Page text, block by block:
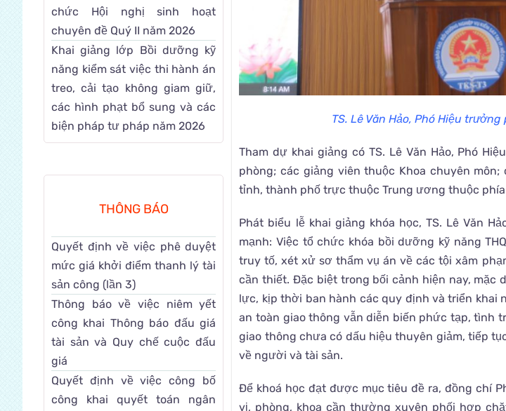
TS. Lê Văn Hảo, Phó Hiệu
Tham dự khai giảng có TS. Lê Văn Hảo, Phó
phòng; các giảng viên thuộc Khoa chuyên môn;
tỉnh, thành phố trực thuộc Trung ương thuộc phía
Phát biểu lễ khai giảng khóa học, TS. Lê Văn
mạnh: Việc tổ chức khóa bồi dưỡng kỹ năng
truy tố, xét xử sơ thẩm vụ án về các tội xâm
cần thiết. Đặc biệt trong bối cảnh hiện nay, mặc
lực, kịp thời ban hành các quy định và triển khai
an toàn giao thông vẫn diễn biến phức tạp, tình
giao thông chưa có dấu hiệu thuyên giảm, tiếp
về người và tài sản.
Để khoá học đạt được mục tiêu đề ra, đồng chí
vị, phòng, khoa cần thường xuyên phối hợp
chức Hội nghị sinh hoạt
chuyên đề Quý II năm 2026
Khai giảng lớp Bồi dưỡng kỹ
năng kiểm sát việc thi hành án
treo, cải tạo không giam giữ,
các hình phạt bổ sung và các
biện pháp tư pháp năm 2026
THÔNG BÁO
Quyết định về việc phê duyệt
mức giá khởi điểm thanh lý tài
sản công (lần 3)
Thông báo về việc niêm yết
công khai Thông báo đấu giá
tài sản và Quy chế cuộc đấu
giá
Quyết định về việc công bố
công khai quyết toán ngân